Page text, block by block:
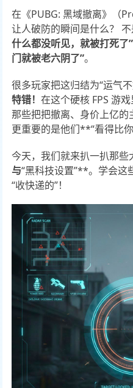
在《PUBG: 黑域撤离》（
让人破防的瞬间是什么？
什么都没听见，就被打死了
门就被老六阴了”。
很多玩家把这归结为“运气
特错！在这个硬核 FPS 游
那些把把撤离、身价上亿的
更重要的是他们**“看得比
今天，我们就来扒一扒那
与“黑科技设置”**。学会这
“收快递的”！